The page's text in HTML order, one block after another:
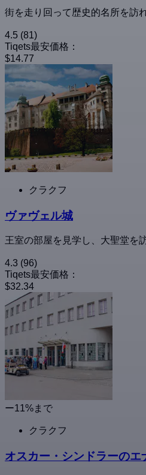
街を走り回って歴史的名所を訪
4.5 (81)
Tiqets最安価格：
$14.77
クラクフ
ヴァヴェル城
王室の部屋を見学し、大聖堂を
4.3 (96)
Tiqets最安価格：
$32.34
ー11%まで
クラクフ
オスカー・シンドラーのエ